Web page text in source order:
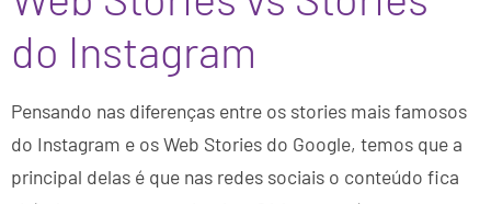
do Instagram
Pensando nas diferenças entre os stories mais famosos
do Instagram e os Web Stories do Google, temos que a
principal delas é que nas redes sociais o conteúdo fica